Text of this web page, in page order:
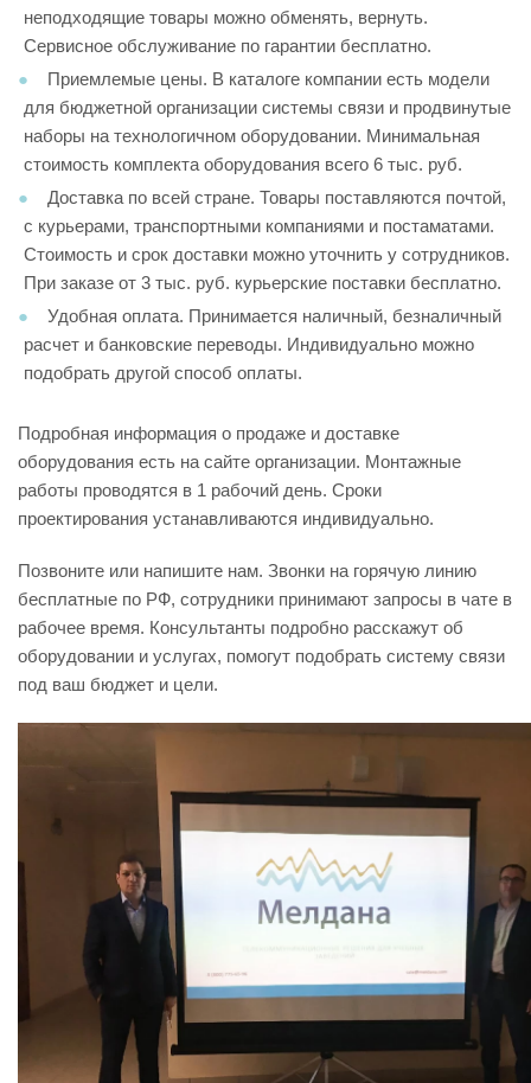
неподходящие товары можно обменять, вернуть.
Сервисное обслуживание по гарантии бесплатно.
Приемлемые цены. В каталоге компании есть модели
для бюджетной организации системы связи и продвинутые
наборы на технологичном оборудовании. Минимальная
стоимость комплекта оборудования всего 6 тыс. руб.
Доставка по всей стране. Товары поставляются почтой,
с курьерами, транспортными компаниями и постаматами.
Стоимость и срок доставки можно уточнить у сотрудников.
При заказе от 3 тыс. руб. курьерские поставки бесплатно.
Удобная оплата. Принимается наличный, безналичный
расчет и банковские переводы. Индивидуально можно
подобрать другой способ оплаты.
Подробная информация о продаже и доставке
оборудования есть на сайте организации. Монтажные
работы проводятся в 1 рабочий день. Сроки
проектирования устанавливаются индивидуально.
Позвоните или напишите нам. Звонки на горячую линию
бесплатные по РФ, сотрудники принимают запросы в чате в
рабочее время. Консультанты подробно расскажут об
оборудовании и услугах, помогут подобрать систему связи
под ваш бюджет и цели.